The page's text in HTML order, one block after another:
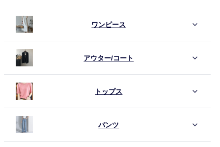
ワンピース
アウター/コート
トップス
パンツ